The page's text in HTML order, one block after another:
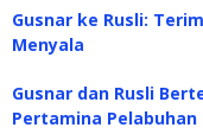
Gusnar ke Rusli:
Menyala
Gusnar dan Rusli
Pertamina